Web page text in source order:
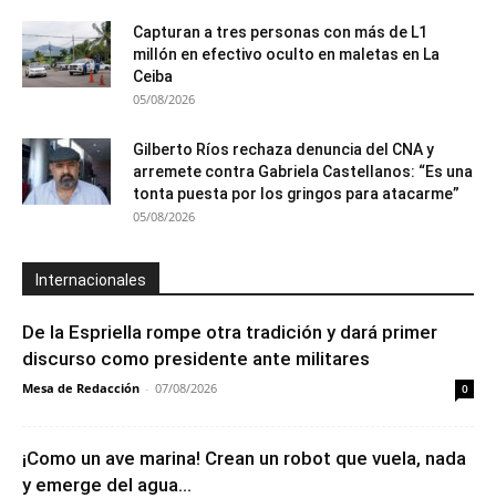
Capturan a tres personas con más de L1
millón en efectivo oculto en maletas en La
Ceiba
05/08/2026
Gilberto Ríos rechaza denuncia del CNA y
arremete contra Gabriela Castellanos: “Es una
tonta puesta por los gringos para atacarme”
05/08/2026
Internacionales
De la Espriella rompe otra tradición y dará primer
discurso como presidente ante militares
Mesa de Redacción - 07/08/2026 0
¡Como un ave marina! Crean un robot que vuela, nada
y emerge del agua...